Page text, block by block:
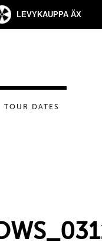
LEVYKAUPPA ÄX
TOUR DATES